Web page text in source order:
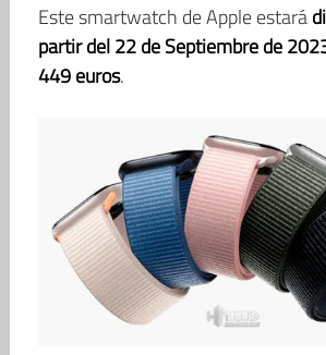
Este smartwatch de Apple estará
partir del 22 de Septiembre de
449 euros.